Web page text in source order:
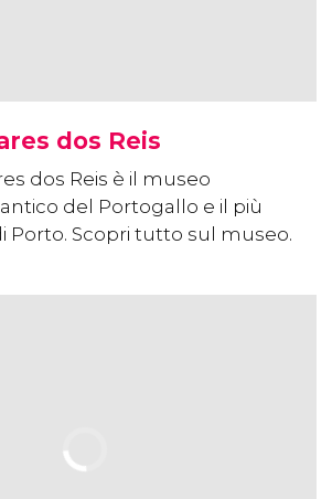
dos Reis
dos Reis è il museo
del Portogallo e il più
Porto. Scopri tutto sul museo.